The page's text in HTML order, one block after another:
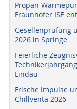
Propan-
Fraunhofer ISE
Gesellenprüfung
2026 in Springe
Feierliche
Lindau
Frische Impulse
Chillventa 2026